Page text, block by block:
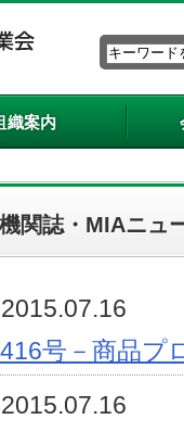
織案内
機関誌・MIAニュ
2015.07.16
号－商品プ
2015.07.16